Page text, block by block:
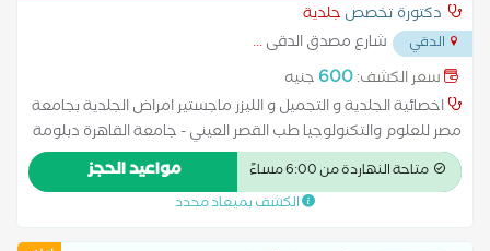
دكتورة تخصص جلدية
الدقي شارع مصدق الدقى...
سعر الكشف:600 جنيه
اخصائية الجلدية و التجميل و الليزر ماجستير امراض الجلدية بجامعة
مصر للعلوم والتكنولوجيا طب القصر العيني - جامعة القاهرة دبلومة
الحقن والخيوط التجميلية -اكاديمية ICME
متاحة النهاردة من 6:00 مساءً مواعيد الحجز
الكشف بميعاد محدد